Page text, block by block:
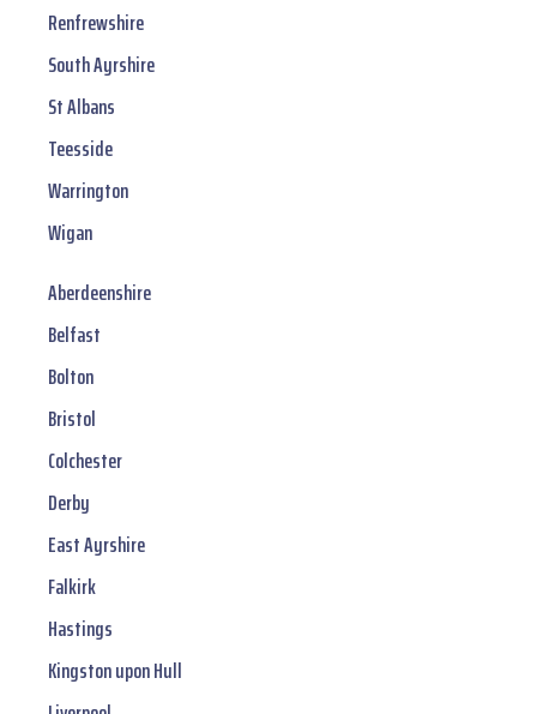
Renfrewshire
South Ayrshire
St Albans
Teesside
Warrington
Wigan
Aberdeenshire
Belfast
Bolton
Bristol
Colchester
Derby
East Ayrshire
Falkirk
Hastings
Kingston upon Hull